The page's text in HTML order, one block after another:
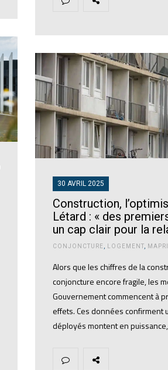
30 AVRIL 2025
Construction,
Létard : « des
un cap clair pour la
CONJONCTURE, LOGEMENT ,
Alors que les chiffres de la
conjoncture encore fragile, les
Gouvernement commencent à
effets. Ces données confirment
déployés montent en